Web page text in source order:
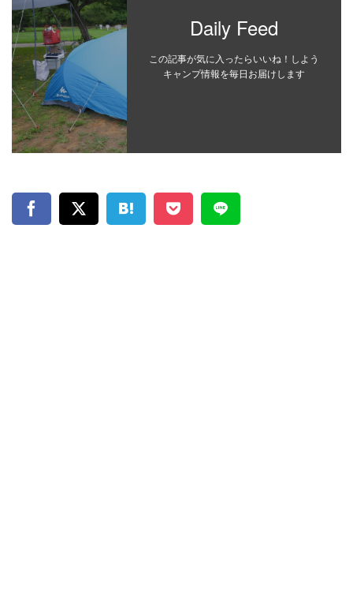
Daily Feed
この記事が気に入ったらいいね！しよう
キャンプ情報を毎日お届けします